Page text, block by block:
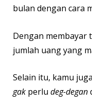
bulan dengan cara
Dengan membayar
jumlah uang yang
Selain itu, kamu
gak perlu deg-degan